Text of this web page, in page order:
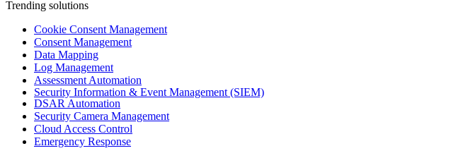
Trending solutions
Cookie Consent Management
Consent Management
Data Mapping
Log Management
Assessment Automation
Security Information & Event Management (SIEM)
DSAR Automation
Security Camera Management
Cloud Access Control
Emergency Response